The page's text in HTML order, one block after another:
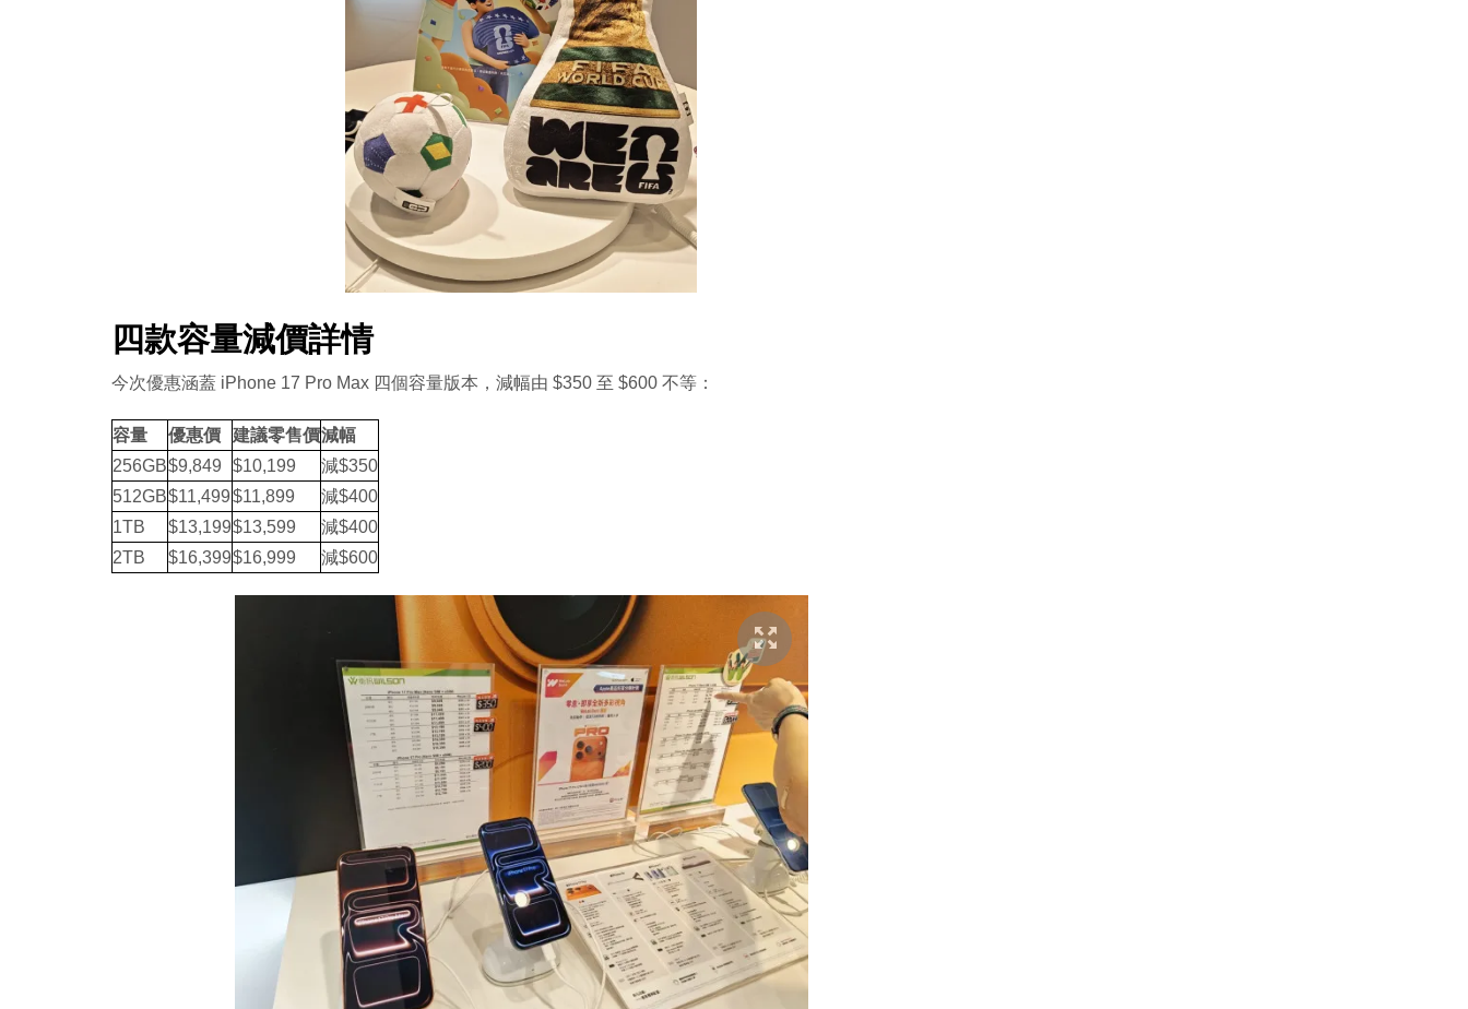
四款容量減價詳情
今次優惠涵蓋 iPhone 17 Pro Max 四個容量版本，減幅由 $350 至 $600 不等：
容量 優惠價 建議零售價減幅
256GB$9,849 $10,199
減$350
512GB$11,499$11,899
減$400
1TB
$13,199$13,599
減$400
2TB
$16,399$16,999 減$600